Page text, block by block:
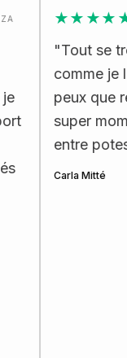
★★★★★
Tout se
comme je
peux que
super
entre potes"
Carla Mitté